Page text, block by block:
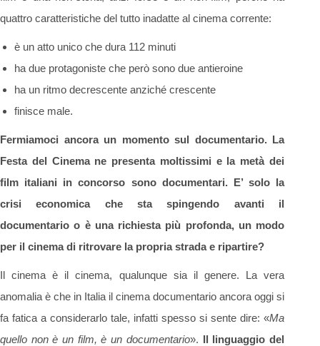
quattro caratteristiche del tutto inadatte al cinema corrente:
è un atto unico che dura 112 minuti
ha due protagoniste che però sono due antieroine
ha un ritmo decrescente anziché crescente
finisce male.
Fermiamoci ancora un momento sul documentario. La
Festa del Cinema ne presenta moltissimi e la metà dei
film italiani in concorso sono documentari. E’ solo la
crisi economica che sta spingendo avanti il
documentario o è una richiesta più profonda, un modo
per il cinema di ritrovare la propria strada e ripartire?
Il cinema è il cinema, qualunque sia il genere. La vera
anomalia è che in Italia il cinema documentario ancora oggi si
fa fatica a considerarlo tale, infatti spesso si sente dire: «Ma
quello non è un film, è un documentario». Il linguaggio del